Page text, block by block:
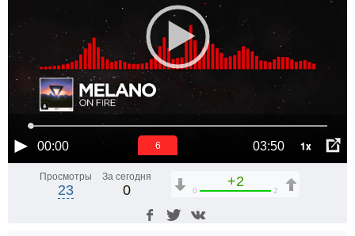
00:00 03:50 1x
6
Просмотры
23
За сегодня
0
+2
0 2